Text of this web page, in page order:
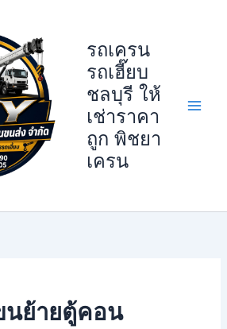
รถเครน
รถเฮี๊ยบ
ชลบุรี ให้
เช่าราคา
ถูก พิชยา
เครน
นย้ายตู้คอน